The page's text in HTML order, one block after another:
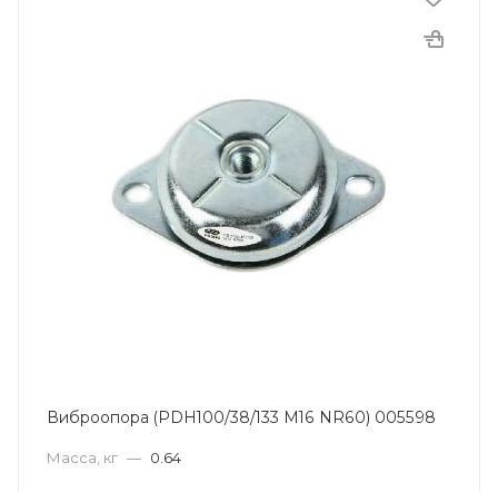
Виброопора (PDH100/38/133 M16 NR60) 005598
Масса, кг — 0.64